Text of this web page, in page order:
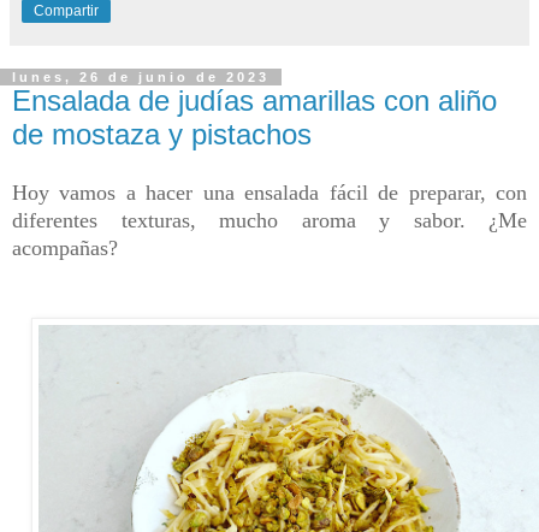
Compartir
lunes, 26 de junio de 2023
Ensalada de judías amarillas con aliño
de mostaza y pistachos
Hoy vamos a hacer una ensalada fácil de preparar, con
diferentes texturas, mucho aroma y sabor. ¿Me
acompañas?